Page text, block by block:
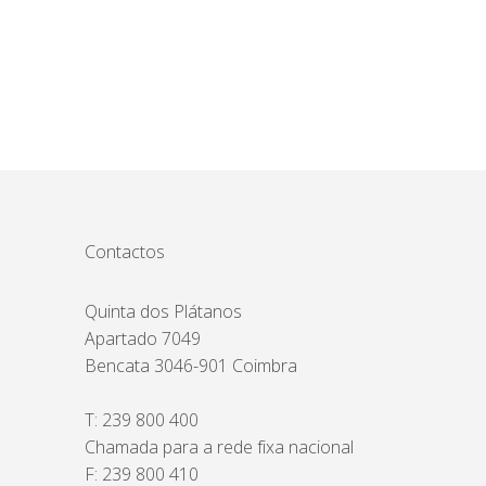
Contactos
Quinta dos Plátanos
Apartado 7049
Bencata 3046-901 Coimbra
T: 239 800 400
Chamada para a rede fixa nacional
F: 239 800 410